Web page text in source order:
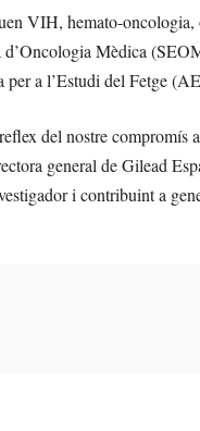
VIH, hemato-
Mèdica
a l’Estudi del Fetge
del nostre
general de Gilead
i contribuint a